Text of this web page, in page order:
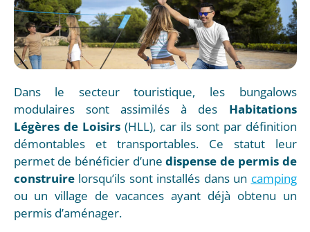
Dans le secteur touristique, les bungalows
modulaires sont assimilés à des Habitations
Légères de Loisirs(HLL), car ils sont par définition
démontables et transportables. Ce statut leur
permet de bénéficier d’unedispense de permis de
construirelorsqu’ils sont installés dans un camping
ou un village de vacances ayant déjà obtenu un
permis d’aménager.